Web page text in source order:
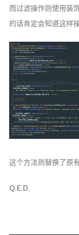
而过滤操作则使用装
的话肯定会知道这样
这个方法则替换了原
Q.E.D.